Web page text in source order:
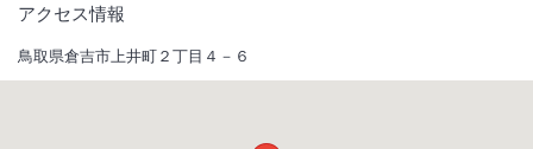
アクセス情報
鳥取県倉吉市上井町２丁目４－６